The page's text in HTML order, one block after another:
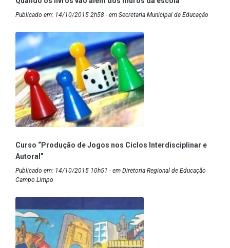
Publicado em: 14/10/2015 2h58 - em Secretaria Municipal de Educação
Curso “Produção de Jogos nos Ciclos Interdisciplinar e
Autoral”
Publicado em: 14/10/2015 10h51 - em Diretoria Regional de Educação
Campo Limpo